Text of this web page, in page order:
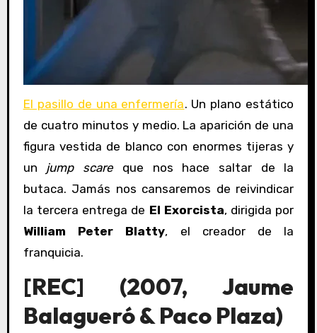
El pasillo de una enfermería. Un plano estático
de cuatro minutos y medio. La aparición de una
figura vestida de blanco con enormes tijeras y
un jump scare que nos hace saltar de la
butaca. Jamás nos cansaremos de reivindicar
la tercera entrega de El Exorcista, dirigida por
William Peter Blatty, el creador de la
franquicia.
[REC] (2007, Jaume
Balagueró & Paco Plaza)